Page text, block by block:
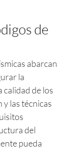
de
abarcan
la
de los
las técnicas
del
pueda